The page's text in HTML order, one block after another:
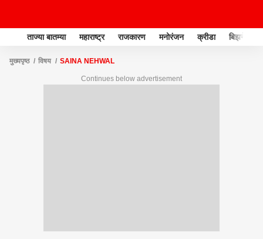
ताज्या बातम्या महाराष्ट्र राजकारण मनोरंजन क्रीडा बिझनेस
मुख्यपृष्ठ विषय SAINA NEHWAL
Continues below advertisement